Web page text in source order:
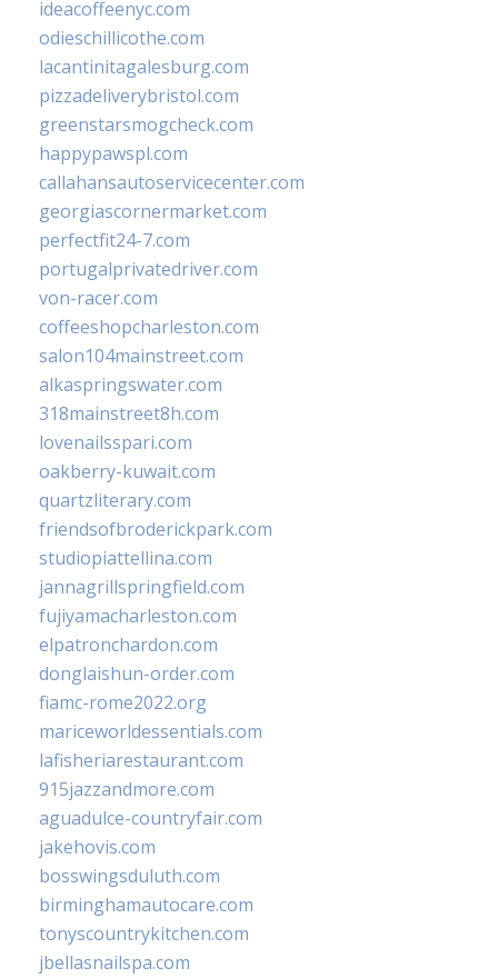
ideacoffeenyc.com
odieschillicothe.com
lacantinitagalesburg.com
pizzadeliverybristol.com
greenstarsmogcheck.com
happypawspl.com
callahansautoservicecenter.com
georgiascornermarket.com
perfectfit24-7.com
portugalprivatedriver.com
von-racer.com
coffeeshopcharleston.com
salon104mainstreet.com
alkaspringswater.com
318mainstreet8h.com
lovenailsspari.com
oakberry-kuwait.com
quartzliterary.com
friendsofbroderickpark.com
studiopiattellina.com
jannagrillspringfield.com
fujiyamacharleston.com
elpatronchardon.com
donglaishun-order.com
fiamc-rome2022.org
mariceworldessentials.com
lafisheriarestaurant.com
915jazzandmore.com
aguadulce-countryfair.com
jakehovis.com
bosswingsduluth.com
birminghamautocare.com
tonyscountrykitchen.com
jbellasnailspa.com